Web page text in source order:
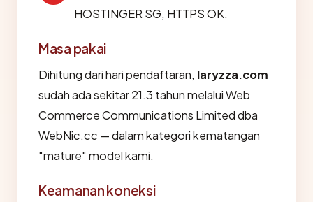
HOSTINGER SG, HTTPS OK.
Masa pakai
Dihitung dari hari pendaftaran, laryzza.com
sudah ada sekitar 21.3 tahun melalui Web
Commerce Communications Limited dba
WebNic.cc — dalam kategori kematangan
"mature" model kami.
Keamanan koneksi